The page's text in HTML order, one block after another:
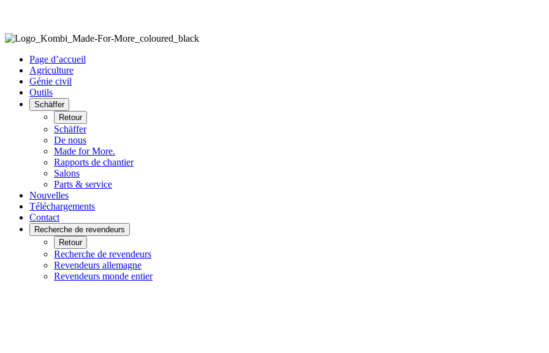
Page d’accueil
Agriculture
Génie civil
Outils
Schäffer
Retour
Schäffer
De nous
Made for More.
Rapports de chantier
Salons
Parts & service
Nouvelles
Téléchargements
Contact
Recherche de revendeurs
Retour
Recherche de revendeurs
Revendeurs allemagne
Revendeurs monde entier